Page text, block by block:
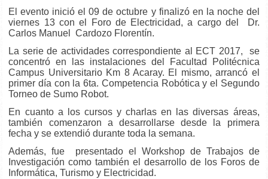
El evento inició el 09 de octubre y finalizó en la noche del
viernes 13 con el Foro de Electricidad, a cargo del Dr.
Carlos Manuel Cardozo Florentín.
La serie de actividades correspondiente al ECT 2017, se
concentró en las instalaciones del Facultad Politécnica
Campus Universitario Km 8 Acaray. El mismo, arrancó el
primer día con la 6ta. Competencia Robótica y el Segundo
Torneo de Sumo Robot.
En cuanto a los cursos y charlas en las diversas áreas,
también comenzaron a desarrollarse desde la primera
fecha y se extendió durante toda la semana.
Además, fue presentado el Workshop de Trabajos de
Investigación como también el desarrollo de los Foros de
Informática, Turismo y Electricidad.